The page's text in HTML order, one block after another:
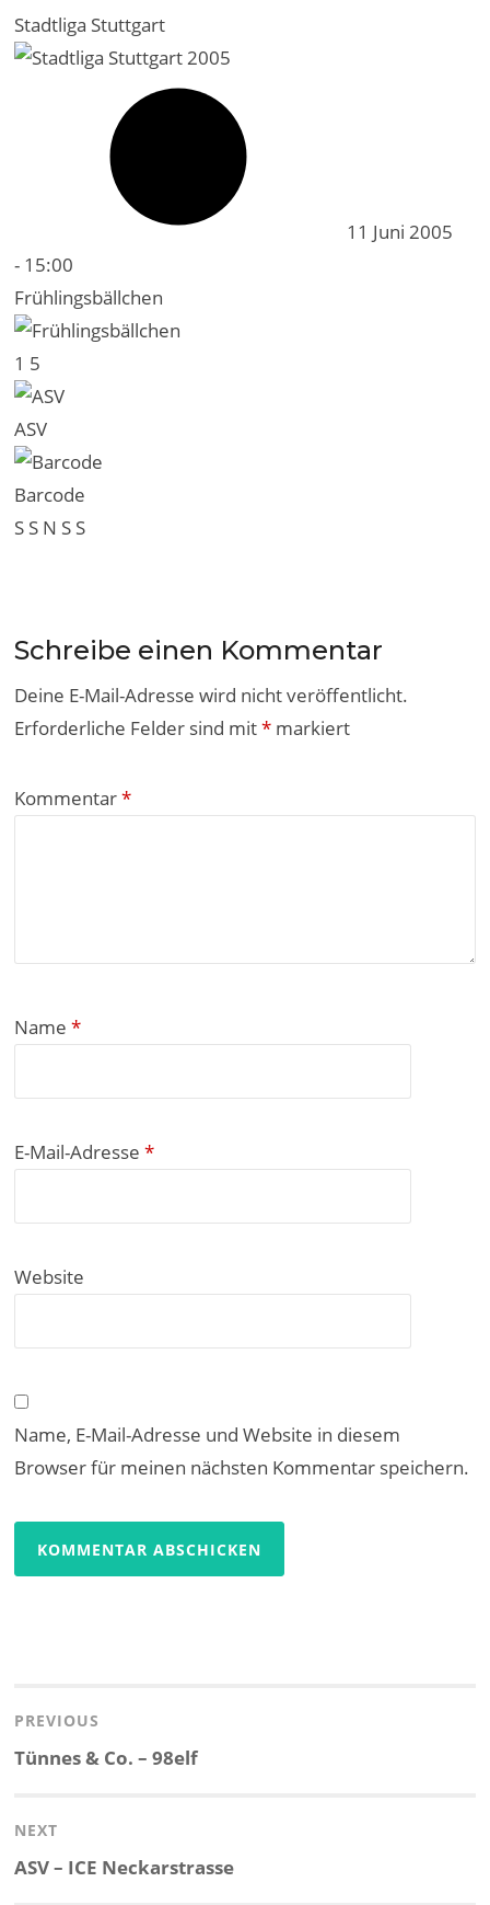
Stadtliga Stuttgart
11 Juni 2005
- 15:00
Frühlingsbällchen
1 5
ASV
Barcode
S S N S S
Schreibe einen Kommentar
Deine E-Mail-Adresse wird nicht veröffentlicht.
Erforderliche Felder sind mit* markiert
Kommentar*
Name*
E-Mail-Adresse*
Website
Name, E-Mail-Adresse und Website in diesem
Browser für meinen nächsten Kommentar speichern.
PREVIOUS
Previous
Tünnes & Co. – 98elf
NEXT
Next
ASV – ICE Neckarstrasse